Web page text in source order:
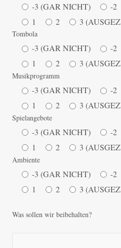
-3 (GAR NICHT) -2
1
2 3
Tombola
-3 (GAR NICHT) -2
1
2 3
Musikprogramm
-3 (GAR NICHT) -2
1
2 3
Spielangebote
-3 (GAR NICHT) -2
1
2 3
Ambiente
-3 (GAR NICHT) -2
1
2 3
Was sollen wir beibehalten?